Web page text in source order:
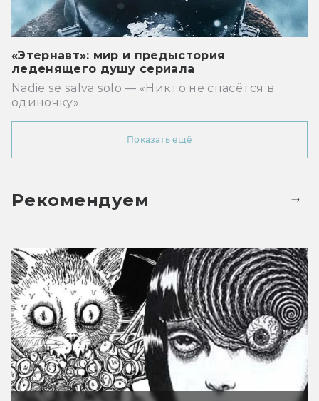
«Этернавт»: мир и предыстория
леденящего душу сериала
Nadie se salva solo — «Никто не спасётся в
одиночку».
Показать ещё
Рекомендуем